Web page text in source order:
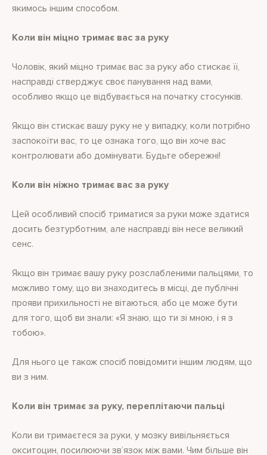
якимось іншим способом.
Коли він міцно тримає вас за руку
Чоловік, який міцно тримає вас за руку або стискає її,
насправді стверджує своє панування над вами,
особливо якщо це відбувається на початку стосунків.
Якщо він стискає вашу руку не у випадку, коли потрібно
заспокоїти вас, то це ознака того, що він хоче вас
контролювати або домінувати. Будьте обережні!
Коли він ніжно тримає вас за руку
Цей особливий спосіб триматися за руки може здатися
досить безтурботним, але насправді він несе великий
сенс.
Якщо він тримає вашу руку розслабленими пальцями, то
можливо тому, що ви знаходитесь в місці, де публічні
прояви прихильності не вітаються, або це може бути
для того, щоб ви знали: «Я знаю, що ти зі мною, і я з
тобою».
Для нього це також спосіб повідомити іншим людям, що
ви з ним.
Коли він тримає за руку, переплітаючи пальці
Коли ви тримаєтеся за руки, у мозку вивільняється
окситоцин, посилюючи зв’язок між вами. Чим більше він